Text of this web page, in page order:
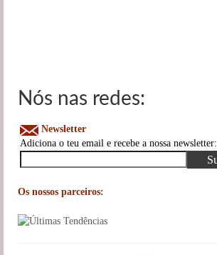
Nós nas redes:
Newsletter
Adiciona o teu email e recebe a nossa newsletter:
Os nossos parceiros: